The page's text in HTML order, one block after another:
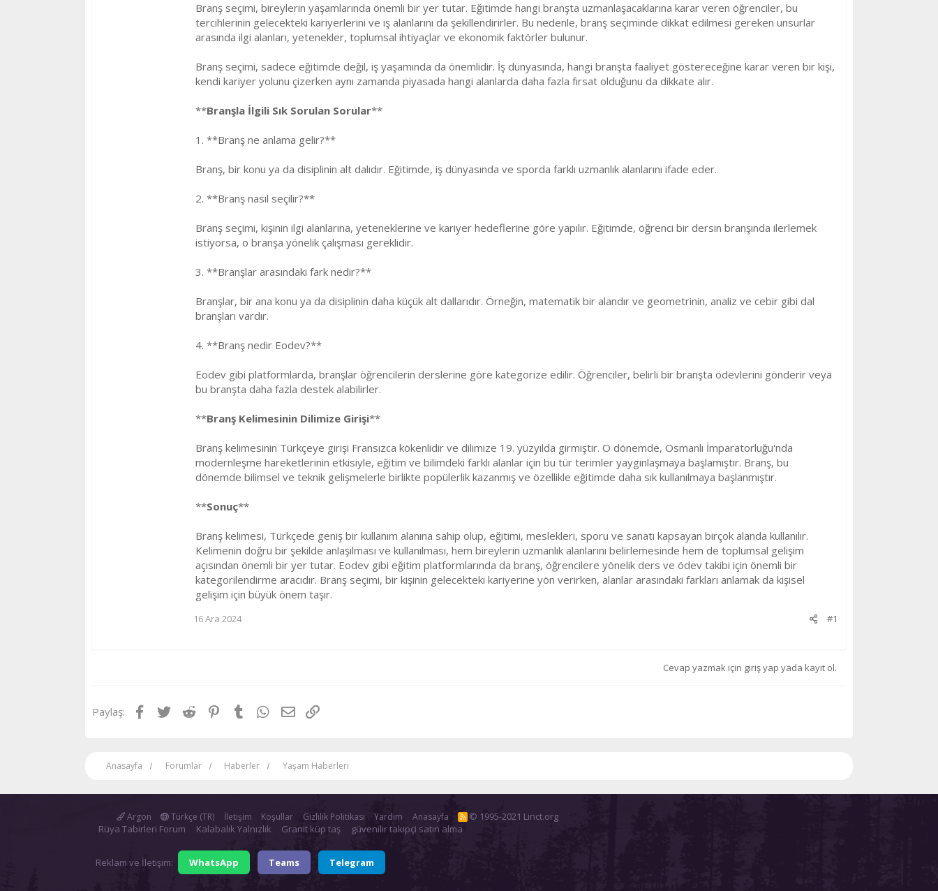
Branş seçimi, bireylerin yaşamlarında önemli bir yer tutar. Eğitimde hangi branşta uzmanlaşacaklarına karar veren öğrenciler, bu
tercihlerinin gelecekteki kariyerlerini ve iş alanlarını da şekillendirirler. Bu nedenle, branş seçiminde dikkat edilmesi gereken unsurlar
arasında ilgi alanları, yetenekler, toplumsal ihtiyaçlar ve ekonomik faktörler bulunur.
Branş seçimi, sadece eğitimde değil, iş yaşamında da önemlidir. İş dünyasında, hangi branşta faaliyet göstereceğine karar veren bir kişi,
kendi kariyer yolunu çizerken aynı zamanda piyasada hangi alanlarda daha fazla fırsat olduğunu da dikkate alır.
**Branşla İlgili Sık Sorulan Sorular**
1. **Branş ne anlama gelir?**
Branş, bir konu ya da disiplinin alt dalıdır. Eğitimde, iş dünyasında ve sporda farklı uzmanlık alanlarını ifade eder.
2. **Branş nasıl seçilir?**
Branş seçimi, kişinin ilgi alanlarına, yeteneklerine ve kariyer hedeflerine göre yapılır. Eğitimde, öğrenci bir dersin branşında ilerlemek
istiyorsa, o branşa yönelik çalışması gereklidir.
3. **Branşlar arasındaki fark nedir?**
Branşlar, bir ana konu ya da disiplinin daha küçük alt dallarıdır. Örneğin, matematik bir alandır ve geometrinin, analiz ve cebir gibi dal
branşları vardır.
4. **Branş nedir Eodev?**
Eodev gibi platformlarda, branşlar öğrencilerin derslerine göre kategorize edilir. Öğrenciler, belirli bir branşta ödevlerini gönderir veya
bu branşta daha fazla destek alabilirler.
**Branş Kelimesinin Dilimize Girişi**
Branş kelimesinin Türkçeye girişi Fransızca kökenlidir ve dilimize 19. yüzyılda girmiştir. O dönemde, Osmanlı İmparatorluğu'nda
modernleşme hareketlerinin etkisiyle, eğitim ve bilimdeki farklı alanlar için bu tür terimler yaygınlaşmaya başlamıştır. Branş, bu
dönemde bilimsel ve teknik gelişmelerle birlikte popülerlik kazanmış ve özellikle eğitimde daha sık kullanılmaya başlanmıştır.
**Sonuç**
Branş kelimesi, Türkçede geniş bir kullanım alanına sahip olup, eğitimi, meslekleri, sporu ve sanatı kapsayan birçok alanda kullanılır.
Kelimenin doğru bir şekilde anlaşılması ve kullanılması, hem bireylerin uzmanlık alanlarını belirlemesinde hem de toplumsal gelişim
açısından önemli bir yer tutar. Eodev gibi eğitim platformlarında da branş, öğrencilere yönelik ders ve ödev takibi için önemli bir
kategorilendirme aracıdır. Branş seçimi, bir kişinin gelecekteki kariyerine yön verirken, alanlar arasındaki farkları anlamak da kişisel
gelişim için büyük önem taşır.
#1
16 Ara 2024
Cevap yazmak için giriş yap yada kayıt ol.
Paylaş: Facebook
TwitterReddit Pinterest
Tumblr WhatsApp
E-postaLink
Anasayfa Forumlar Haberler Yaşam Haberleri
Argon Türkçe (TR) İletişim Koşullar Gizlilik Politikası Yardım Anasayfa
R
S
© 1995-2021 Linct.org
Rüya Tabirleri Forum
Kalabalık Yalnızlık Granit küp taş güvenilir takipçi satın alma
Reklam ve İletişim: WhatsApp Teams Telegram